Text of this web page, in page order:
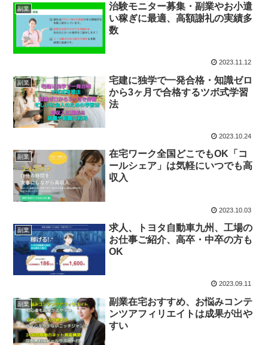
副業
治験モニター募集・副業やお小遣
い稼ぎに最適、高額謝礼の実績多
数
2023.11.12
副業
宅建に独学で一発合格・知識ゼロ
から3ヶ月で合格するツボ式学習
法
2023.10.24
副業
在宅ワーク全国どこでもOK「コ
ールシェア」は気軽にいつでも高
収入
2023.10.03
副業
求人、トヨタ自動車九州、工場の
お仕事ご紹介、高卒・中卒の方も
OK
2023.09.11
副業
副業在宅おすすめ、お悩みコンテ
ンツアフィリエイトは成果が出や
すい